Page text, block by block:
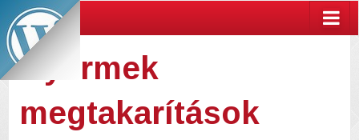
Gyermek
megtakarítások